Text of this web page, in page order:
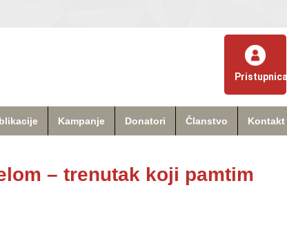
Pristupnica
Kampanje Donatori Članstvo Kontakt
– trenutak koji pamtim